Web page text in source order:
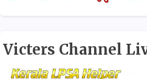
Victers Channel